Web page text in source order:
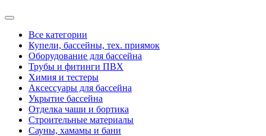
Все категории
Купели, бассейны, тех. приямок
Оборудование для бассейна
Трубы и фитинги ПВХ
Химия и тестеры
Аксессуары для бассейна
Укрытие бассейна
Отделка чаши и бортика
Строительные материалы
Сауны, хамамы и бани